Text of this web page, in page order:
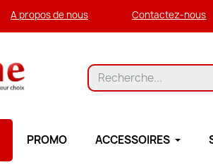
A propos de nous Contactez-nous
PROMO ACCESSOIRES